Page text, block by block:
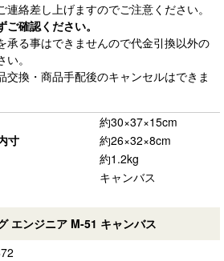
絡差し上げますのでご注意ください。
ご確認ください。
る事はできませんので代金引換以外の
。
換・商品手配後のキャンセルはできま
約30×37×15cm
寸
約26×32×8cm
約1.2kg
キャンバス
エンジニア M-51 キャンバス